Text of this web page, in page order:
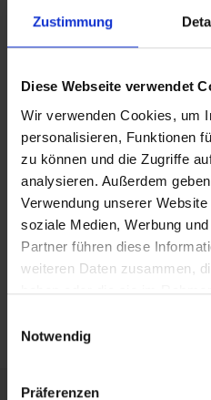
Zustimmung
Diese Webseite verwendet
Wir verwenden Cookies, um
personalisieren, Funktionen
zu können und die Zugriffe
analysieren. Außerdem
Verwendung unserer
soziale Medien, Werbung
Partner führen diese
weiteren Daten zusammen,
haben oder die sie im
Notwendig
Präferenzen
Balletts
15.12.2018
Die Geschichte des Balletts, Teil
Ballett zu tun?
30.10.2018
Schwanensee: Ein
Einträge insgesamt: 3